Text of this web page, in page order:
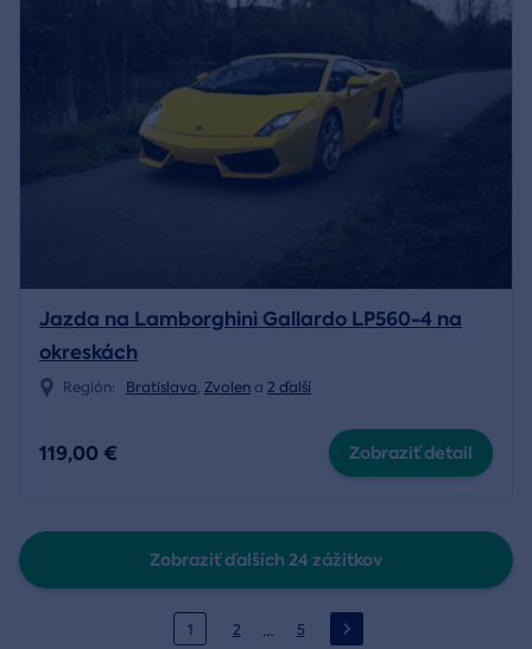
Jazda na Lamborghini Gallardo LP560-4 na
okreskách
Región: Bratislava, Zvolen a 2 ďalší
119,00 € Zobraziť detail
Zobraziť ďalších 24 zážitkov
1 2 … 5